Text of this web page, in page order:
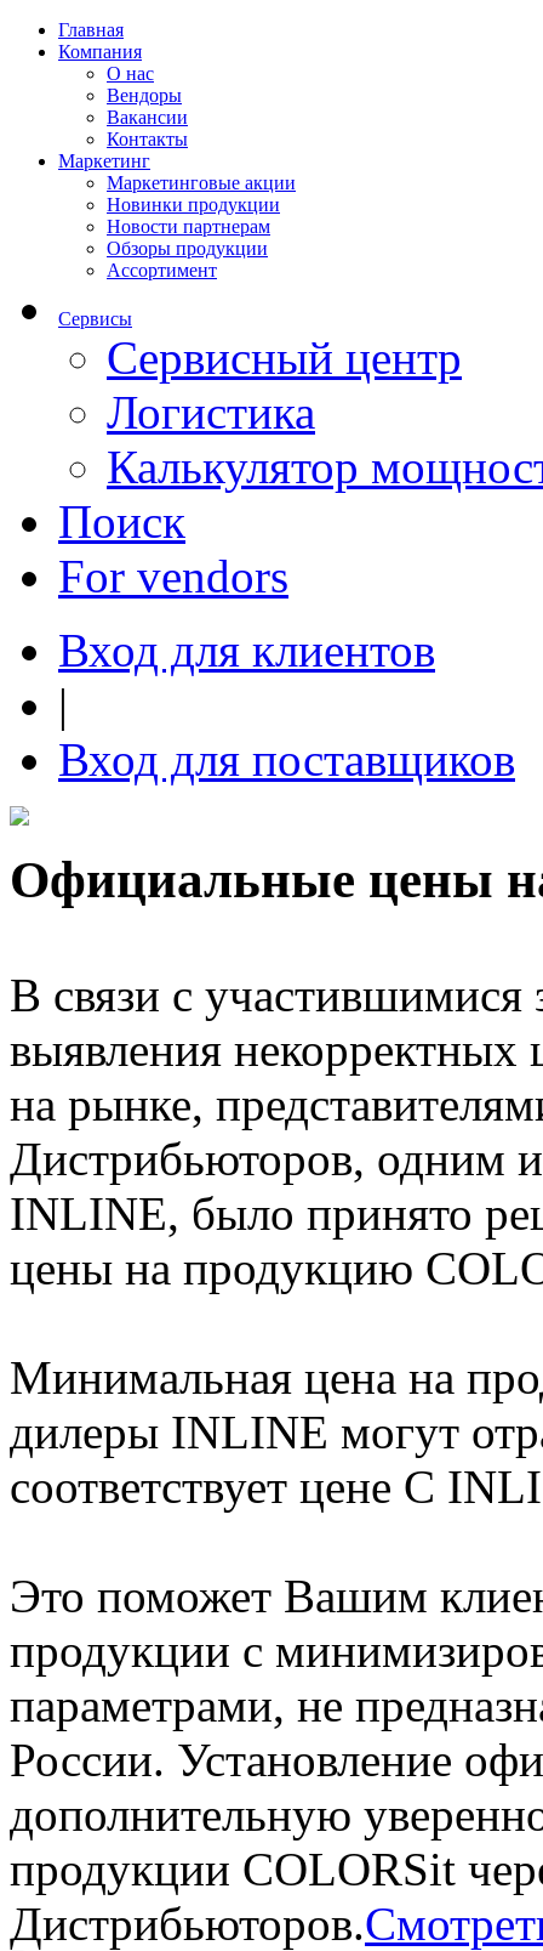
Главная
Компания
О нас
Вендоры
Вакансии
Контакты
Маркетинг
Маркетинговые акции
Новинки продукции
Новости партнерам
Обзоры продукции
Ассортимент
Сервисы
Сервисный центр
Логистика
Калькулятор
Поиск
For vendors
Вход для клиентов
|
Вход для поставщиков
Официальные цены
В связи с участившимися
выявления
на рынке,
Дистрибьюторов, одним
INLINE, было принято
цены на продукцию
Минимальная цена на
дилеры INLINE могут
соответствует цене С
Это поможет Вашим
продукции с
параметрами, не
России. Установление
дополнительную
продукции COLORSit
Дистрибьюторов.